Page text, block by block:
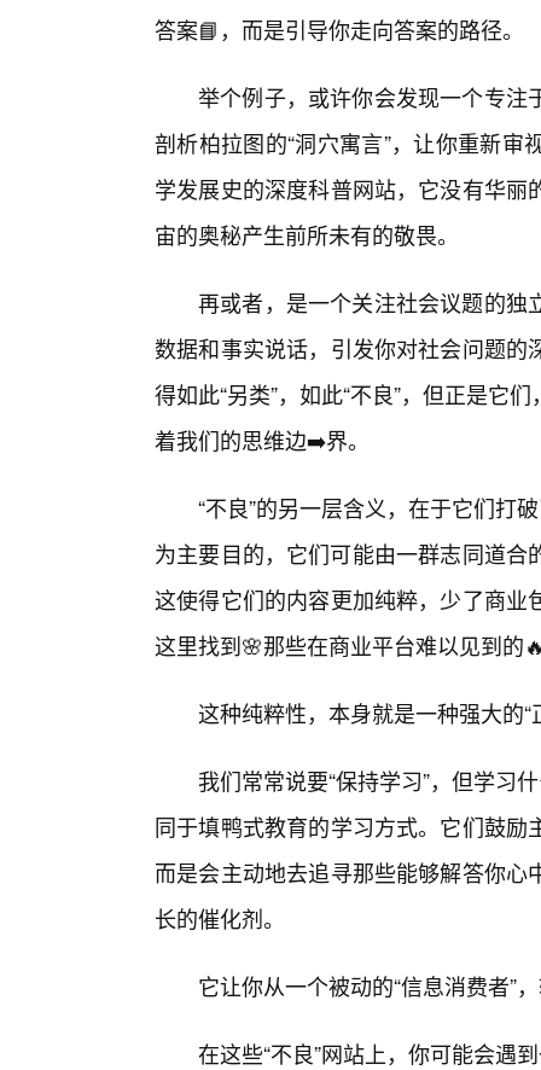
答案📘，而是引导你走向答案的路径。
举个例子，或许你会发现一个专注
剖析柏拉图的“洞穴寓言”，让你重新
学发展史的深度科普网站，它没有华
宙的奥秘产生前所未有的敬畏。
再或者，是一个关注社会议题的独
数据和事实说话，引发你对社会问题
得如此“另类”，如此“不良”，但正是它
着我们的思维边➡️界。
“不良”的另一层含义，在于它们打
为主要目的，它们可能由一群志同道
这使得它们的内容更加纯粹，少了商
这里找到🌸那些在商业平台难以见到的
这种纯粹性，本身就是一种强大的
我们常常说要“保持学习”，但学习
同于填鸭式教育的学习方式。它们鼓
而是会主动地去追寻那些能够解答你
长的催化剂。
它让你从一个被动的“信息消费者”
在这些“不良”网站上，你可能会遇